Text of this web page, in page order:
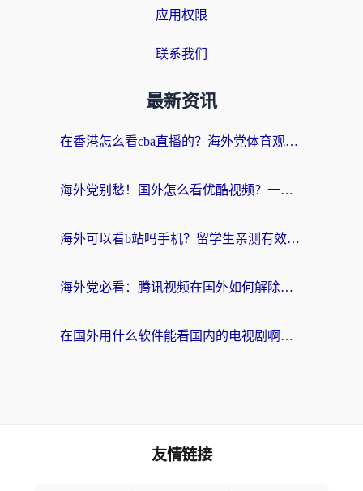
应用权限
联系我们
最新资讯
在香港怎么看cba直播的？海外党体育观赛终极指南：告别版权限制，畅享中文解说
海外党别愁！国外怎么看优酷视频？一招解决追剧、看直播难题
海外可以看b站吗手机？留学生亲测有效的回国加速指南
海外党必看：腾讯视频在国外如何解除地域限制？附优酷咪咕使用指南
在国外用什么软件能看国内的电视剧啊？留学生亲测有效的回国加速方案
友情链接